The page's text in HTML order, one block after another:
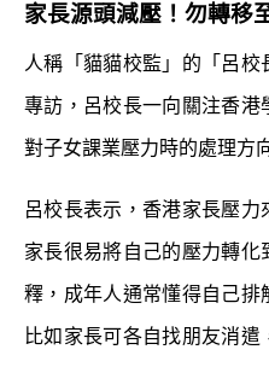
家長源頭減壓！勿轉移
人稱「貓貓校監」的「呂校
專訪，呂校長一向關注香港
對子女課業壓力時的處理方
呂校長表示，香港家長壓
家長很易將自己的壓力轉
釋，成年人通常懂得自己排
比如家長可各自找朋友消